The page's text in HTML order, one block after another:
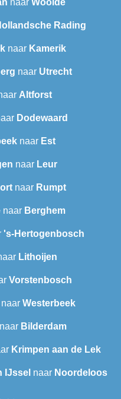
naar Woolde
Rading
naar Kamerik
naar Utrecht
Altforst
Dodewaard
naar Est
naar Leur
naar Rumpt
naar Berghem
's-Hertogenbosch
Lithoijen
Vorstenbosch
naar Westerbeek
Bilderdam
Krimpen aan de Lek
IJssel naar Noordeloos